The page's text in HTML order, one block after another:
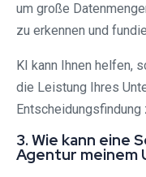
um große
zu erkennen und
KI kann Ihnen helfen,
die Leistung Ihres
3. Wie kann eine
Agentur meinem